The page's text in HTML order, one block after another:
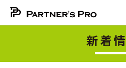
新着